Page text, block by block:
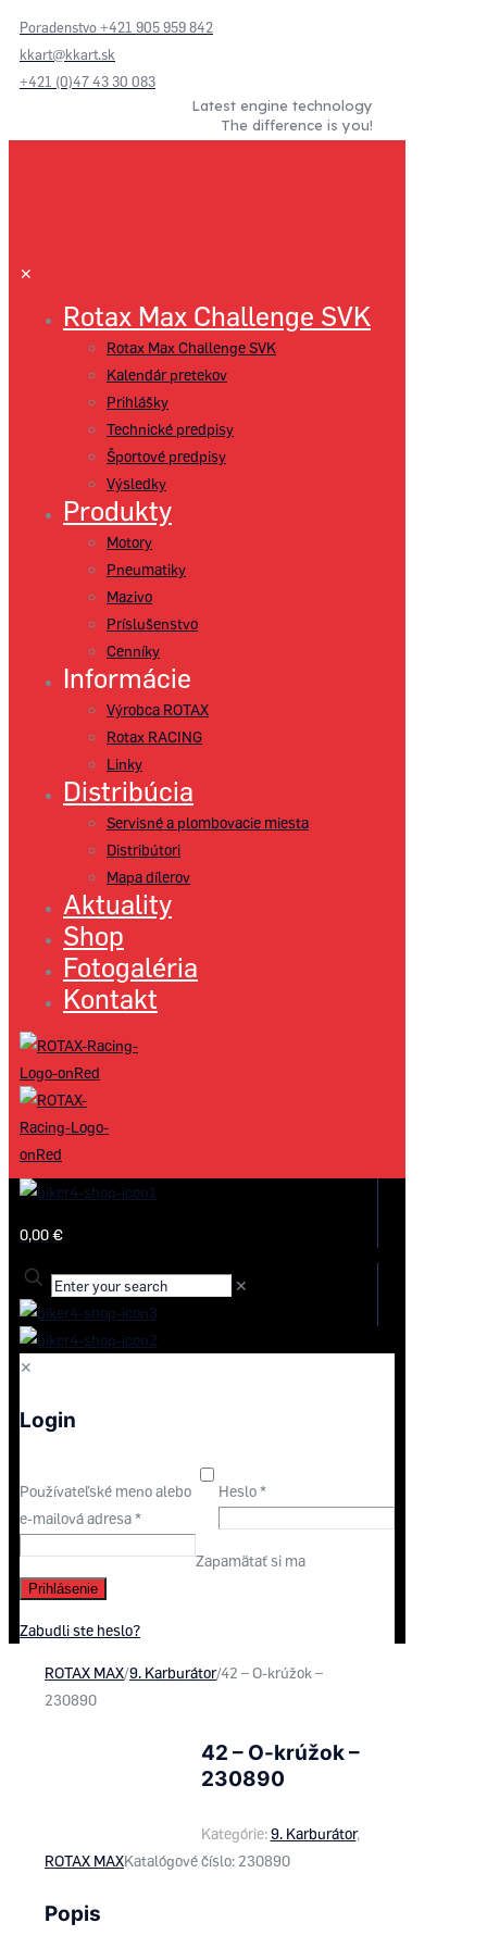
Poradenstvo +421 905 959 842
kkart@kkart.sk
+421 (0)47 43 30 083
Latest engine technology
The difference is you!
✕
Rotax Max Challenge SVK
Rotax Max Challenge SVK
Kalendár pretekov
Prihlášky
Technické predpisy
Športové predpisy
Výsledky
Produkty
Motory
Pneumatiky
Mazivo
Príslušenstvo
Cenníky
Informácie
Výrobca ROTAX
Rotax RACING
Linky
Distribúcia
Servisné a plombovacie miesta
Distribútori
Mapa dílerov
Aktuality
Shop
Fotogaléria
Kontakt
0,00 €
✕
✕
Login
Používateľské meno alebo
e-mailová adresa*
Heslo*
Zapamätať si ma
Prihlásenie
Zabudli ste heslo?
ROTAX MAX/9. Karburátor/42 – O-krúžok –
230890
42 – O-krúžok –
230890
Kategórie:9. Karburátor,
ROTAX MAXKatalógové číslo: 230890
Popis